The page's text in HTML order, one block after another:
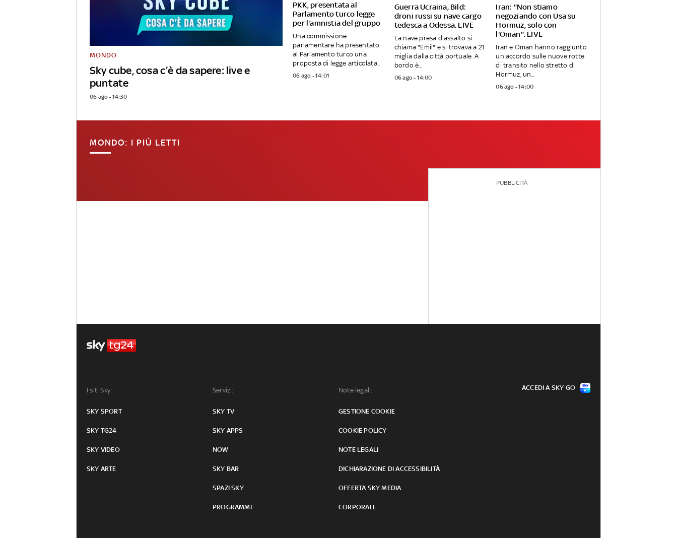
Sky cube, cosa c’è da sapere: live e
puntate
MONDO
06 ago - 14:30
PKK, presentata al
Parlamento turco legge
per l'amnistia del gruppo
Una commissione
parlamentare ha presentato
al Parlamento turco una
proposta di legge articolata...
06 ago - 14:01
Guerra Ucraina, Bild:
droni russi su nave cargo
tedesca a Odessa. LIVE
La nave presa d'assalto si
chiama "Emil" e si trovava a 21
miglia dalla città portuale. A
bordo è...
06 ago - 14:00
Iran: "Non stiamo
negoziando con Usa su
Hormuz, solo con
l'Oman". LIVE
Iran e Oman hanno raggiunto
un accordo sulle nuove rotte
di transito nello stretto di
Hormuz, un...
06 ago - 14:00
MONDO: I PIÙ LETTI
PUBBLICITÀ
I siti Sky:
SKY SPORT
SKY TG24
SKY VIDEO
SKY ARTE
Servizi:
SKY TV
SKY APPS
NOW
SKY BAR
SPAZI SKY
PROGRAMMI
Note legali:
GESTIONE COOKIE
COOKIE POLICY
NOTE LEGALI
DICHIARAZIONE DI ACCESSIBILITÀ
OFFERTA SKY MEDIA
CORPORATE
ACCEDI A SKY GO